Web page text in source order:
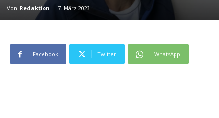
Von Redaktion - 7. März 2023
Facebook Twitter WhatsApp